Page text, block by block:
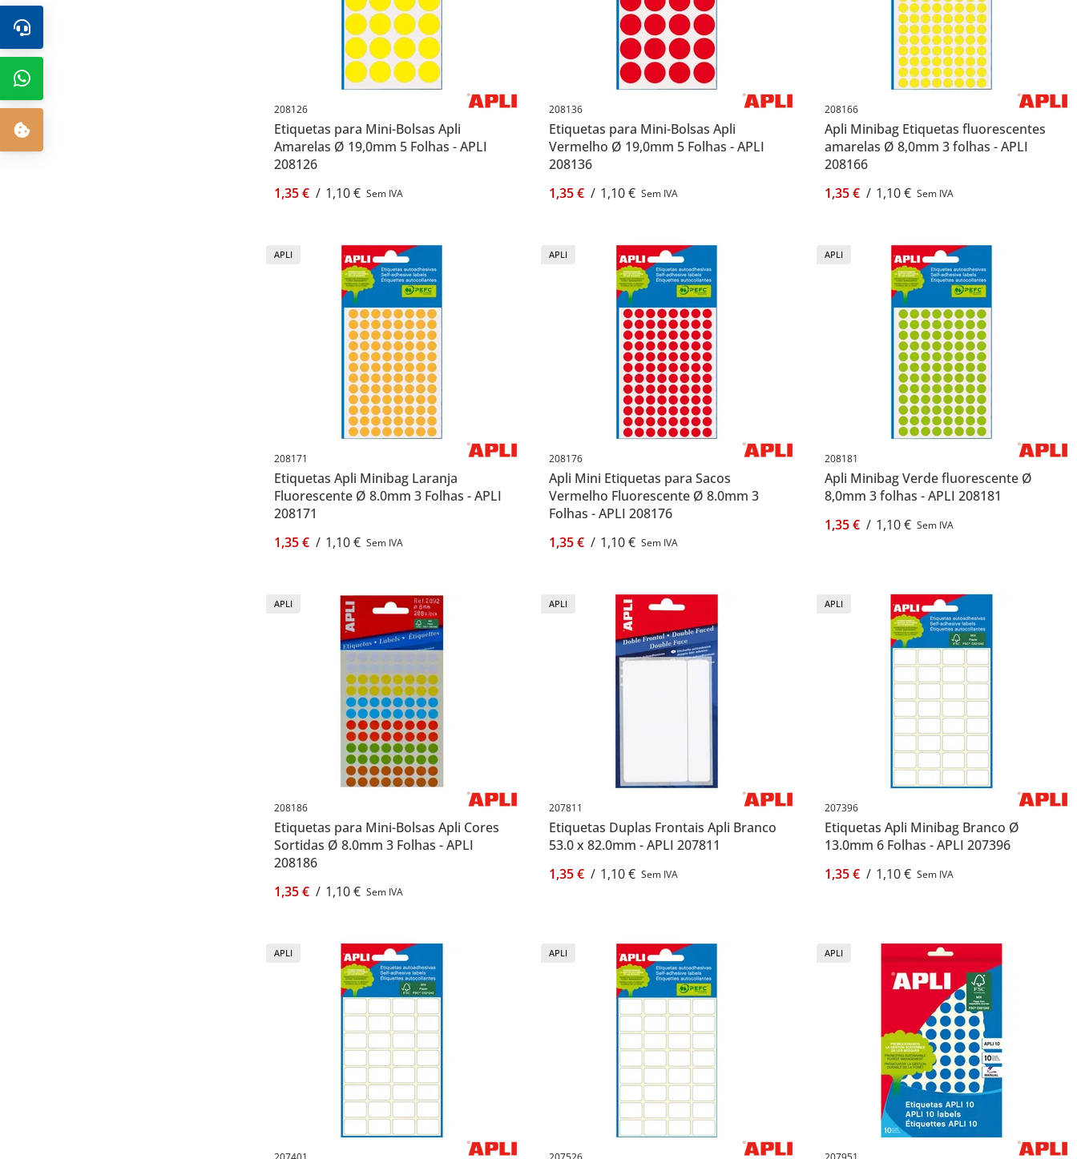
208126
Etiquetas para Mini-Bolsas Apli
Amarelas Ø 19,0mm 5 Folhas - APLI
208126
1,35 € / 1,10 € Sem IVA
208136
Etiquetas para Mini-Bolsas Apli
Vermelho Ø 19,0mm 5 Folhas - APLI
208136
1,35 € / 1,10 € Sem IVA
208166
Apli Minibag Etiquetas fluorescentes
amarelas Ø 8,0mm 3 folhas - APLI
208166
1,35 € / 1,10 € Sem IVA
APLI
208171
Etiquetas Apli Minibag Laranja
Fluorescente Ø 8.0mm 3 Folhas - APLI
208171
1,35 € / 1,10 € Sem IVA
APLI
208176
Apli Mini Etiquetas para Sacos
Vermelho Fluorescente Ø 8.0mm 3
Folhas - APLI 208176
1,35 € / 1,10 € Sem IVA
APLI
208181
Apli Minibag Verde fluorescente Ø
8,0mm 3 folhas - APLI 208181
1,35 € / 1,10 € Sem IVA
APLI
208186
Etiquetas para Mini-Bolsas Apli Cores
Sortidas Ø 8.0mm 3 Folhas - APLI
208186
1,35 € / 1,10 € Sem IVA
APLI
207811
Etiquetas Duplas Frontais Apli Branco
53.0 x 82.0mm - APLI 207811
1,35 € / 1,10 € Sem IVA
APLI
207396
Etiquetas Apli Minibag Branco Ø
13.0mm 6 Folhas - APLI 207396
1,35 € / 1,10 € Sem IVA
APLI APLI APLI